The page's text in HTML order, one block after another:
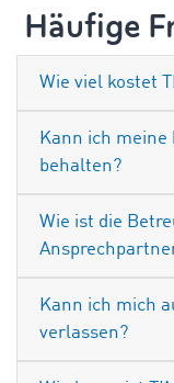
Häufige
Wie viel kostet
Kann ich
behalten?
Wie ist die
Kann ich mich
verlassen?